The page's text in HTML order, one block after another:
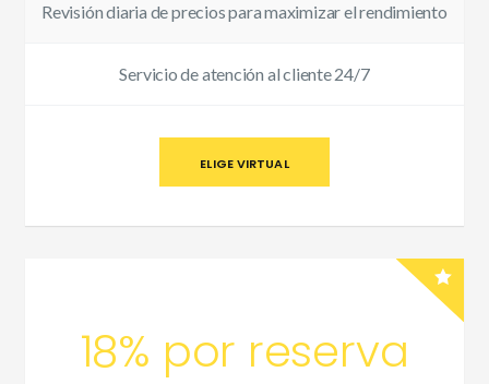
Revisión diaria de precios para maximizar el rendimiento
Servicio de atención al cliente 24/7
ELIGE VIRTUAL
18% por reserva